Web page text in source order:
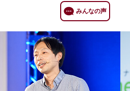
みんなの声